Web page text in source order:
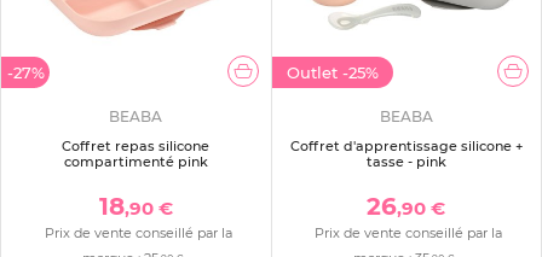
-27%
BEABA
Coffret repas silicone
compartimenté pink
18,90 €
Prix de vente conseillé par la
Outlet -25%
BEABA
Coffret d'apprentissage silicone +
tasse - pink
26,90 €
Prix de vente conseillé par la